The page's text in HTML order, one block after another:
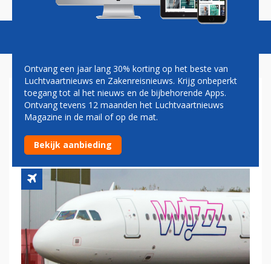
WIZZ AIR GROEIT VERDER OP
EINDHOVEN AIRPORT MET
IASI
Ontvang een jaar lang 30% korting op het beste van
Luchtvaartnieuws en Zakenreisnieuws. Krijg onbeperkt
toegang tot al het nieuws en de bijbehorende Apps.
Ontvang tevens 12 maanden het Luchtvaartnieuws
Magazine in de mail of op de mat.
Bekijk aanbieding